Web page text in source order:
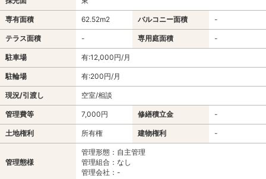
専有面積 62.52m2 バルコニー面積 -
テラス面積 - 専用庭面積 -
駐車場 有:12,000円/月
駐輪場 有:200円/月
現況/引渡し 空室/相談
管理費等 7,000円 修繕積立金 -
土地権利 所有権 建物権利 -
管理態様
管理形態：自主管理
管理組合：なし
管理会社：-